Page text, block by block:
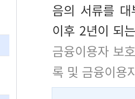
음의 서류를
이후 2년이 되
금융이용자 보
록 및 금융이용